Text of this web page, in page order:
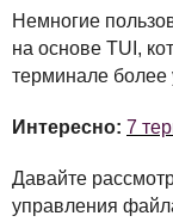
Немногие
на основе TUI ,
терминале
Интересно: 7
Давайте
управления